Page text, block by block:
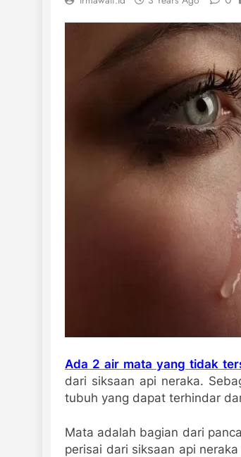
Ada 2 air mata yang tidak
dari siksaan api neraka.
tubuh yang dapat terhindar
Mata adalah bagian dari
perisai dari siksaan api